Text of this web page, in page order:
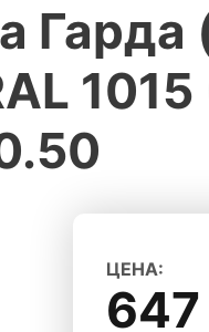
Гарда
ЦЕНА:
647